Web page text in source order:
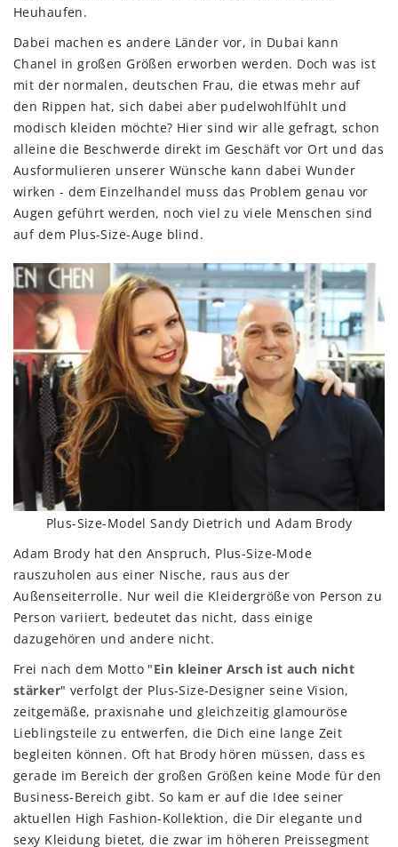
Heuhaufen.
Dabei machen es andere Länder vor, in Dubai kann
Chanel in großen Größen erworben werden. Doch was ist
mit der normalen, deutschen Frau, die etwas mehr auf
den Rippen hat, sich dabei aber pudelwohlfühlt und
modisch kleiden möchte? Hier sind wir alle gefragt, schon
alleine die Beschwerde direkt im Geschäft vor Ort und das
Ausformulieren unserer Wünsche kann dabei Wunder
wirken - dem Einzelhandel muss das Problem genau vor
Augen geführt werden, noch viel zu viele Menschen sind
auf dem Plus-Size-Auge blind.
Plus-Size-Model Sandy Dietrich und Adam Brody
Adam Brody hat den Anspruch, Plus-Size-Mode
rauszuholen aus einer Nische, raus aus der
Außenseiterrolle. Nur weil die Kleidergröße von Person zu
Person variiert, bedeutet das nicht, dass einige
dazugehören und andere nicht.
Frei nach dem Motto "Ein kleiner Arsch ist auch nicht
stärker" verfolgt der Plus-Size-Designer seine Vision,
zeitgemäße, praxisnahe und gleichzeitig glamouröse
Lieblingsteile zu entwerfen, die Dich eine lange Zeit
begleiten können. Oft hat Brody hören müssen, dass es
gerade im Bereich der großen Größen keine Mode für den
Business-Bereich gibt. So kam er auf die Idee seiner
aktuellen High Fashion-Kollektion, die Dir elegante und
sexy Kleidung bietet, die zwar im höheren Preissegment